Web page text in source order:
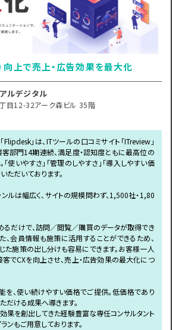
向上で売上・広告効果を最大化
ルデジタル
目12-32アーク森ビル 35階
」は、ITツールの口コミサイト「ITreview」
客部門14期連続、満足度・認知度ともに最高位の
「使いやすさ」「管理のしやすさ」「導入しやすい価
ただいております。
ルは幅広く、サイトの規模問わず、1,500社・1,80
るだけで、訪問／閲覧／購買のデータが取得でき
、会員情報も施策に活用することができるため、
た施策の出し分けも容易にできます。お客様一人
客でCXを向上させ、売上・広告効果の最大化につ
を、使い続けやすい価格でご提供。低価格であり
だける成果へ導きます。
果を創出してきた経験豊富な専任コンサルタント
ンもご用意しております。